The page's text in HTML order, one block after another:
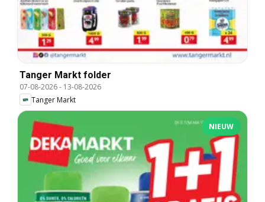
Tanger Markt folder
07-08-2026- 13-08-2026
Tanger Markt
NIEUW